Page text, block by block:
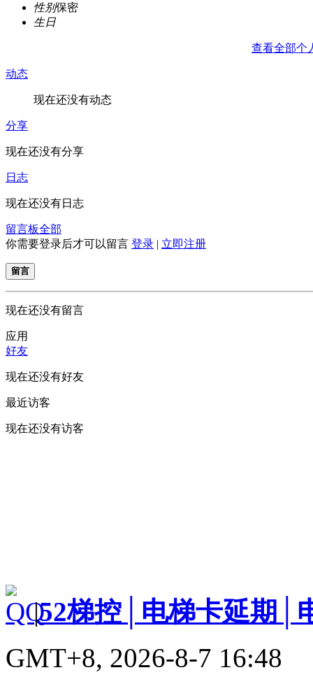
性别保密
生日
查看全部个
动态
现在还没有动态
分享
现在还没有分享
日志
现在还没有日志
留言板全部
你需要登录后才可以留言 登录 | 立即注册
留言
现在还没有留言
应用
好友
现在还没有好友
最近访客
现在还没有访客
|52梯控│电梯卡延期│
GMT+8, 2026-8-7 16:48